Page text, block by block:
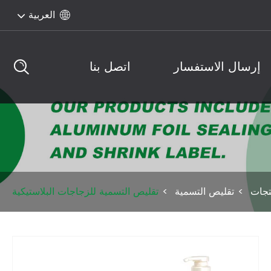
 العربية
إرسال الاستفسار اتصل بنا
تقليص التسمية تقليص التسمية للزجاجات البلاستيكية